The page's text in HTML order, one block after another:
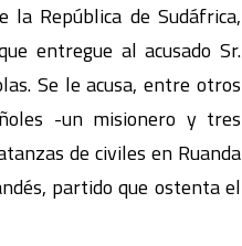
República de Sudáfrica,
entregue al acusado Sr.
Se le acusa, entre otros
-un misionero y tres
de civiles en Ruanda
partido que ostenta el